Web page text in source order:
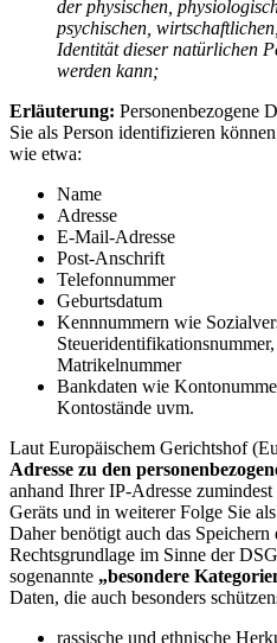
der physischen,
psychischen,
Identität dieser natürlichen
werden kann;
Erläuterung: Personenbezogene
Sie als Person identifizieren
wie etwa:
Name
Adresse
E-Mail-Adresse
Post-Anschrift
Telefonnummer
Geburtsdatum
Kennnummern wie
Matrikelnummer
Bankdaten wie
Kontostände uvm.
Laut Europäischem Gerichtshof
Adresse zu den
anhand Ihrer IP-Adresse
Geräts und in weiterer Folge Sie
Daher benötigt auch das Speichern
Rechtsgrundlage im Sinne der
sogenannte „besondere
Daten, die auch besonders
rassische und ethnische